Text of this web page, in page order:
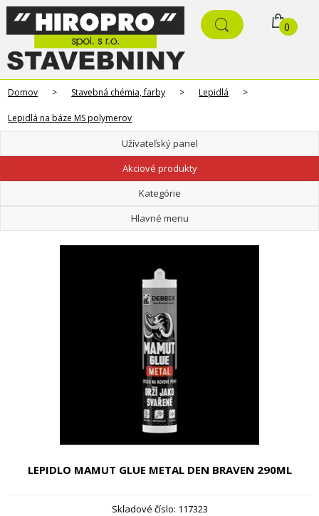
0
Domov > Stavebná chémia, farby > Lepidlá >
Lepidlá na báze MS polymerov
Užívateľský panel
Akciové produkty
Kategórie
Hlavné menu
LEPIDLO MAMUT GLUE METAL DEN BRAVEN 290ML
Skladové číslo: 117323